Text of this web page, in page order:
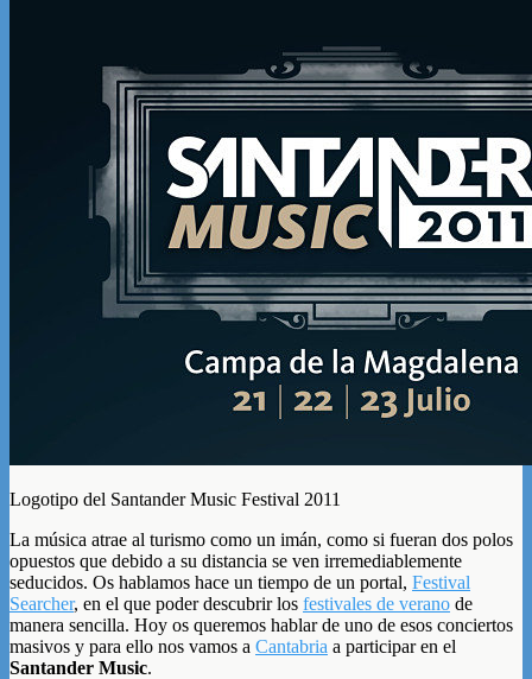
Logotipo del Santander Music Festival 2011
La música atrae al turismo como un imán, como si fueran dos polos
opuestos que debido a su distancia se ven irremediablemente
seducidos. Os hablamos hace un tiempo de un portal, Festival
Searcher, en el que poder descubrir los festivales de verano de
manera sencilla. Hoy os queremos hablar de uno de esos conciertos
masivos y para ello nos vamos a Cantabria a participar en el
Santander Music.